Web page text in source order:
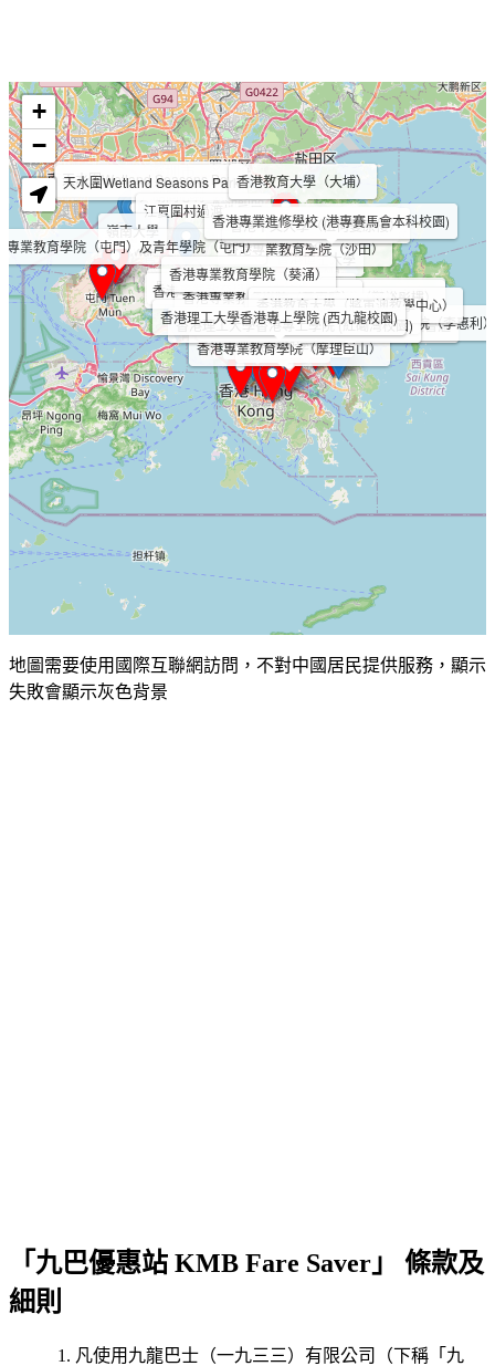
將軍澳Ocean PopWalk海天晉滙
美孚曼坊
九龍清真寺
天水圍Wetland Seasons Bay
天水圍Wetland Seasons Park
江夏圍村過渡性房屋
M+
香港故宮文化博物館
嗇色園黃大仙祠
馬灣挪亞方舟
香港教育大學（大埔）
香港都會大學
香港樹仁大學
香港恒生大學
香港科技大學（科大廣場）
香港科技大學（鄭裕彤樓）
香港理工大學
香港大學
嶺南大學
香港演藝學院
香港專業教育學院（摩理臣山）
香港專業教育學院（青衣）
香港專業教育學院（沙田）
香港專業教育學院（黃克競）
職業訓練局九龍灣大樓
專業教育學院（屯門）及青年學院（屯門）
香港知專設計學院及香港專業教育學院（李惠利）
香港中文大學（范克廉樓）
香港中文大學（伍何曼原樓）
香港專業教育學院（葵涌）
香港專業教育學院（觀塘）
香港教育大學（將軍澳教學中心）
香港理工大學香港專上學院 (紅磡灣校園)
香港理工大學香港專上學院 (西九龍校園)
香港專業進修學校 (港專賽馬會本科校園)
+
−
地圖需要使用國際互聯網訪問，不對中國居民提供服務，顯示
失敗會顯示灰色背景
「九巴優惠站 KMB Fare Saver」 條款及
細則
凡使用九龍巴士（一九三三）有限公司（下稱「九